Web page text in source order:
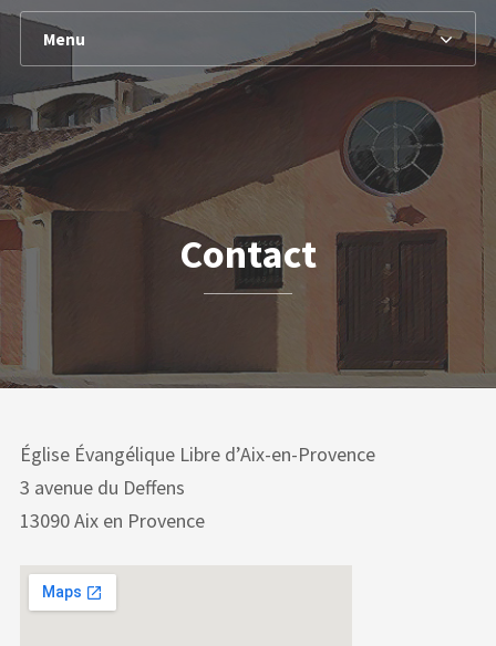
Menu
Contact
Église Évangélique Libre d’Aix-en-Provence
3 avenue du Deffens
13090 Aix en Provence